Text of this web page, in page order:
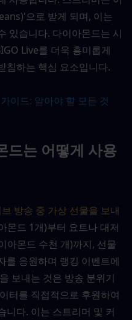
으로 받게 되며, 이는
있습니다. 다이아몬드는 시
Live를 더욱 흥미롭게
침하는 핵심 요소입니다.
이드: 알아야 할 모든 것
드는 어떻게 사용
방송 중 가상 선물을 보내
몬드 1개)부터 요트나 대저
아몬드 수천 개)까지, 선물
를 응원하며 랭킹 이벤트에
보내는 것은 방송 분위기
터를 직접적으로 후원하여
니다. 이는 스트리머 및 커